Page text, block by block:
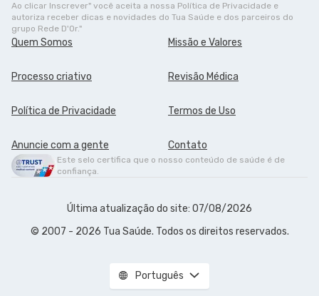
Ao clicar Inscrever" você aceita a nossa Política de Privacidade e
autoriza receber dicas e novidades do Tua Saúde e dos parceiros do
grupo Rede D'Or."
Quem Somos Missão e Valores
Processo criativo Revisão Médica
Política de Privacidade Termos de Uso
Anuncie com a gente Contato
Este selo certifica que o nosso conteúdo de saúde é de
confiança.
Última atualização do site: 07/08/2026
© 2007 - 2026 Tua Saúde. Todos os direitos reservados.
Português